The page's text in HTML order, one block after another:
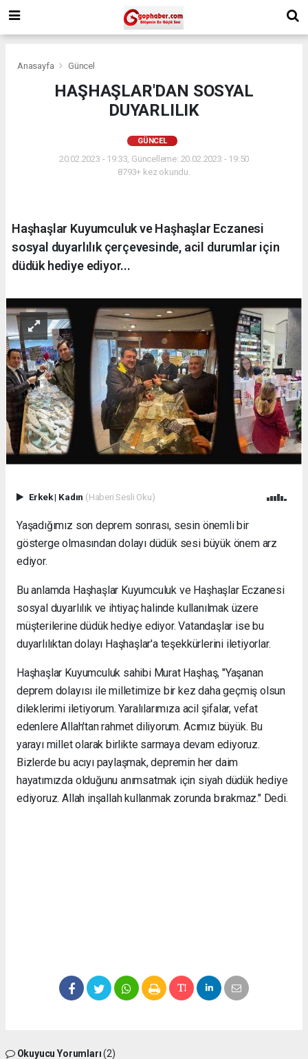
Anasayfa Güncel
HAŞHAŞLAR'DAN SOSYAL
DUYARLILIK
GÜNCEL
20.02.2023 - 19:33, Güncelleme: 20.02.2023 - 19:50
8793+ kez okundu.
Haşhaşlar Kuyumculuk ve Haşhaşlar Eczanesi
sosyal duyarlılık çerçevesinde, acil durumlar için
düdük hediye ediyor...
Erkek| Kadın (Haberi Sesli Oku)
Yaşadığımız son deprem sonrası, sesin önemli bir
gösterge olmasından dolayı düdük sesi büyük önem arz
ediyor.
Bu anlamda Haşhaşlar Kuyumculuk ve Haşhaşlar Eczanesi
sosyal duyarlılık ve ihtiyaç halinde kullanılmak üzere
müşterilerine düdük hediye ediyor. Vatandaşlar ise bu
duyarlılıktan dolayı Haşhaşlar'a teşekkürlerini iletiyorlar.
Haşhaşlar Kuyumculuk sahibi Murat Haşhaş, "Yaşanan
deprem dolayısı ile milletimize bir kez daha geçmiş olsun
dileklerimi iletiyorum. Yaralılarımıza acil şifalar, vefat
edenlere Allah'tan rahmet diliyorum. Acımız büyük. Bu
yarayı millet olarak birlikte sarmaya devam ediyoruz.
Bizlerde bu acıyı paylaşmak, depremin her daim
hayatımızda olduğunu anımsatmak için siyah düdük hediye
ediyoruz. Allah inşallah kullanmak zorunda bırakmaz." Dedi.
Okuyucu Yorumları(2)